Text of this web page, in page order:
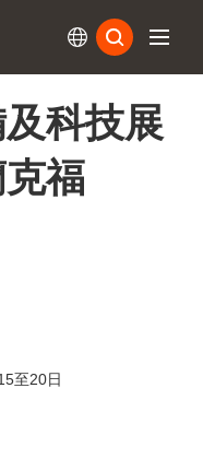
科技展
福
至20日